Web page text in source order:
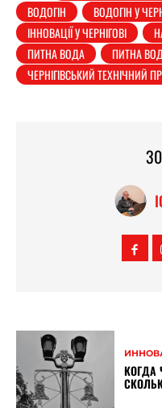
ВОДОГІН
ВОДОГІН У
ІННОВАЦІЇ У ЧЕРНІГОВІ
ПИТНА ВОДА
ПИТНА
ЧЕРНІГІВСЬКИЙ ТЕХНІЧНИЙ
КОГДА